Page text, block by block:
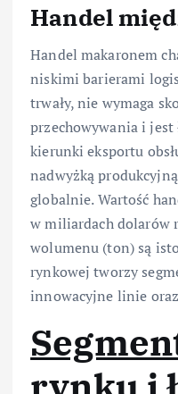
Handel
Handel makaronem
niskimi barierami
trwały, nie wymaga
przechowywania i jest
kierunki eksportu
nadwyżką
globalnie. Wartość
w miliardach dolarów
wolumenu (ton) są
rynkowej tworzy
innowacyjne linie